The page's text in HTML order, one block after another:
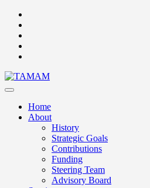
Home
About
History
Strategic Goals
Contributions
Funding
Steering Team
Advisory Board